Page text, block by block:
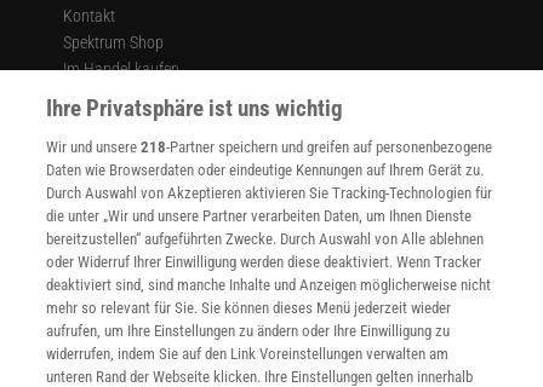
Kontakt
Spektrum Shop
Im Handel kaufen
Presse
Verträge kündigen
Widerruf
INFO
Mediadaten
Datenschutz
Nutzungsbedingungen
Cookie-Einstellungen
Utiq verwalten
Nutzungsbasierte Onlinewerbung
Alle Artikel
Ihre Privatsphäre ist uns wichtig
Wir und unsere218-Partner speichern und greifen auf personenbezogene
Daten wie Browserdaten oder eindeutige Kennungen auf Ihrem Gerät zu.
Durch Auswahl von Akzeptieren aktivieren Sie Tracking-Technologien für
die unter „Wir und unsere Partner verarbeiten Daten, um Ihnen Dienste
bereitzustellen“ aufgeführten Zwecke. Durch Auswahl von Alle ablehnen
oder Widerruf Ihrer Einwilligung werden diese deaktiviert. Wenn Tracker
deaktiviert sind, sind manche Inhalte und Anzeigen möglicherweise nicht
mehr so relevant für Sie. Sie können dieses Menü jederzeit wieder
aufrufen, um Ihre Einstellungen zu ändern oder Ihre Einwilligung zu
widerrufen, indem Sie auf den Link Voreinstellungen verwalten am
unteren Rand der Webseite klicken. Ihre Einstellungen gelten innerhalb